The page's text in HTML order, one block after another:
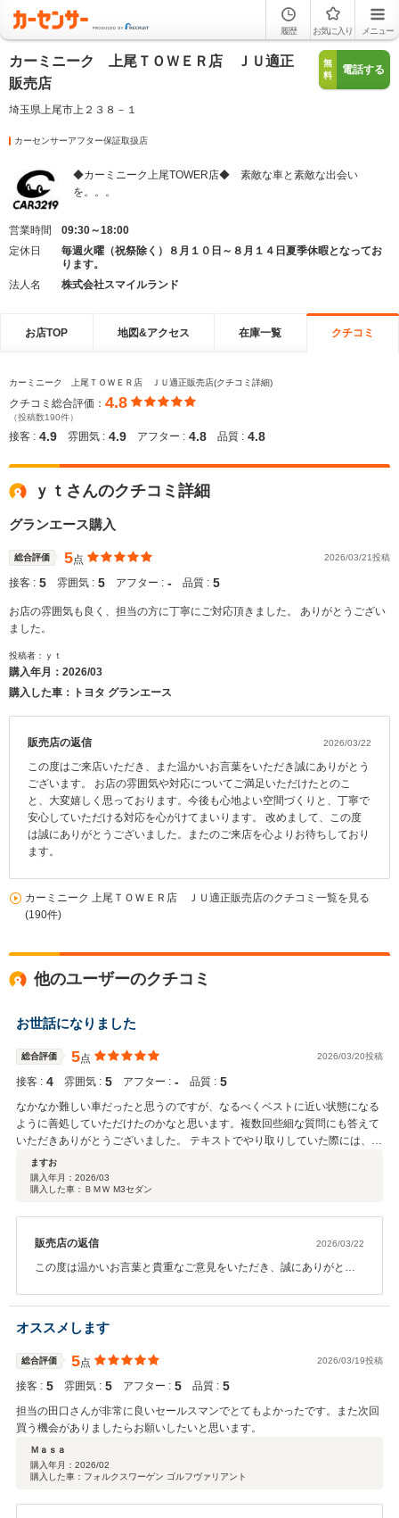
履歴 お気に入り メニュー
カーミニーク 上尾ＴＯＷＥＲ店 ＪＵ適正
販売店
埼玉県上尾市上２３８－１
無
料
電話する
カーセンサーアフター保証取扱店
◆カーミニーク上尾TOWER店◆ 素敵な車と素敵な出会い
を。。。
営業時間
09:30～18:00
定休日
毎週火曜（祝祭除く）８月１０日～８月１４日夏季休暇となってお
ります。
法人名
株式会社スマイルランド
お店TOP 地図&アクセス 在庫一覧 クチコミ
カーミニーク 上尾ＴＯＷＥＲ店 ＪＵ適正販売店(クチコミ詳細)
クチコミ総合評価： 4.8
（投稿数190件）
接客 : 4.9 雰囲気 : 4.9 アフター : 4.8 品質 : 4.8
ｙｔさんのクチコミ詳細
グランエース購入
総合評価 5点 2026/03/21投稿
接客 : 5 雰囲気 : 5 アフター : ‐ 品質 : 5
お店の雰囲気も良く、担当の方に丁寧にご対応頂きました。 ありがとうござい
ました。
投稿者：ｙｔ
購入年月： 2026/03
購入した車：トヨタ グランエース
販売店の返信 2026/03/22
この度はご来店いただき、また温かいお言葉をいただき誠にありがとう
ございます。 お店の雰囲気や対応についてご満足いただけたとのこ
と、大変嬉しく思っております。今後も心地よい空間づくりと、丁寧で
安心していただける対応を心がけてまいります。 改めまして、この度
は誠にありがとうございました。またのご来店を心よりお待ちしており
ます。
カーミニーク 上尾ＴＯＷＥＲ店 ＪＵ適正販売店のクチコミ一覧を見る
(190件)
他のユーザーのクチコミ
お世話になりました
総合評価 5点 2026/03/20投稿
接客 : 4 雰囲気 : 5 アフター : ‐ 品質 : 5
なかなか難しい車だったと思うのですが、なるべくベストに近い状態になる
ように善処していただけたのかなと思います。複数回些細な質問にも答えて
いただきありがとうございました。 テキストでやり取りしていた際には、お
忙しい中恐縮ではございましたが、もう少しレスポンスが良ければもっと不
安が払拭できたのかなと思います。ただ、お会いした際には大変印象もよく
頼もしい限りでした。
ますお
購入年月： 2026/03
購入した車：ＢＭＷ M3セダン
販売店の返信 2026/03/22
この度は温かいお言葉と貴重なご意見をいただき、誠にありがとう
ておりましたら幸いです。 一方で、テキストでのご連絡においてレ
スポンス面でご不安をおかけしてしまい、申し訳ございませんでし
た。今後はより迅速で安心していただける対応を心がけ、改善に努
めてまいります。 直接お会いした際の印象についてもお褒めいただ
き、ありがとうございます。今後もご期待にお応えできるよう、よ
り一層精進してまいります。 改めまして、この度は誠にありがとう
ございました。今後とも何かございましたら、どうぞお気軽にご相
談ください。
オススメします
総合評価 5点 2026/03/19投稿
接客 : 5 雰囲気 : 5 アフター : 5 品質 : 5
担当の田口さんが非常に良いセールスマンでとてもよかったです。また次回
買う機会がありましたらお願いしたいと思います。
Ｍａｓａ
購入年月： 2026/02
購入した車：フォルクスワーゲン ゴルフヴァリアント